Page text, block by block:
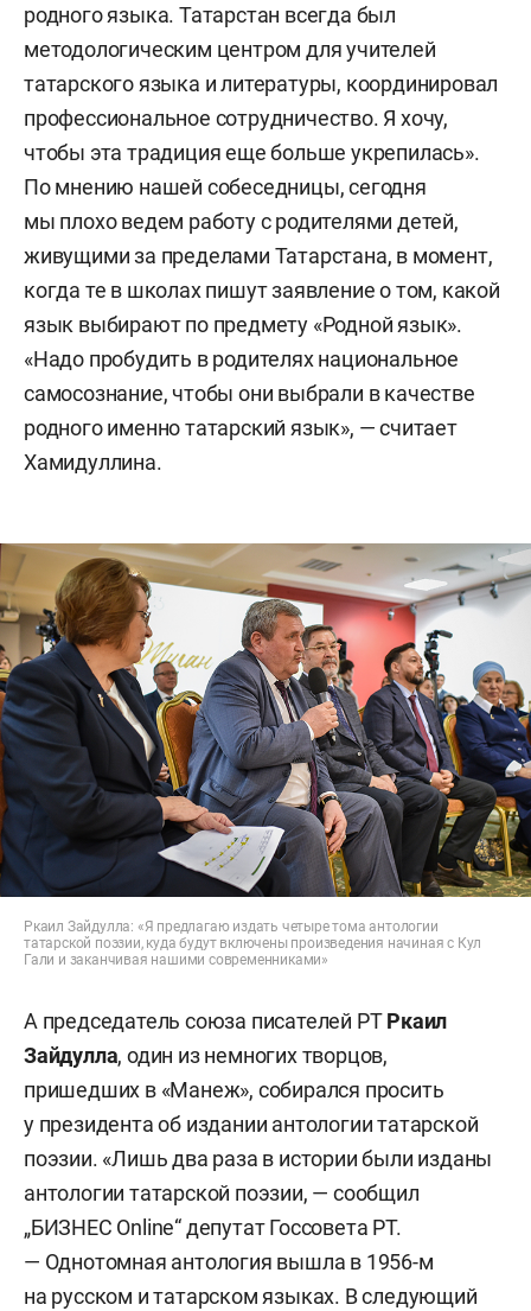
родного языка. Татарстан всегда был
методологическим центром для учителей
татарского языка и литературы, координировал
профессиональное сотрудничество. Я хочу,
чтобы эта традиция еще больше укрепилась».
По мнению нашей собеседницы, сегодня
мы плохо ведем работу с родителями детей,
живущими за пределами Татарстана, в момент,
когда те в школах пишут заявление о том, какой
язык выбирают по предмету «Родной язык».
«Надо пробудить в родителях национальное
самосознание, чтобы они выбрали в качестве
родного именно татарский язык», — считает
Хамидуллина.
Ркаил Зайдулла: «Я предлагаю издать четыре тома антологии
татарской поэзии, куда будут включены произведения начиная с Кул
Гали и заканчивая нашими современниками»
А председатель союза писателей РТРкаил
Зайдулла, один из немногих творцов,
пришедших в «Манеж», собирался просить
у президента об издании антологии татарской
поэзии. «Лишь два раза в истории были изданы
антологии татарской поэзии, — сообщил
„БИЗНЕС Online“ депутат Госсовета РТ.
— Однотомная антология вышла в 1956-м
на русском и татарском языках. В следующий